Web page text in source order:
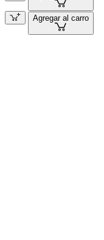
Agregar al carro